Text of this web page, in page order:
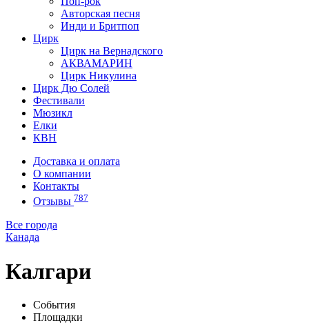
Авторская песня
Инди и Бритпоп
Цирк
Цирк на Вернадского
АКВАМАРИН
Цирк Никулина
Цирк Дю Солей
Фестивали
Мюзикл
Елки
КВН
Доставка и оплата
О компании
Контакты
Отзывы 787
Все города
Канада
Калгари
События
Площадки